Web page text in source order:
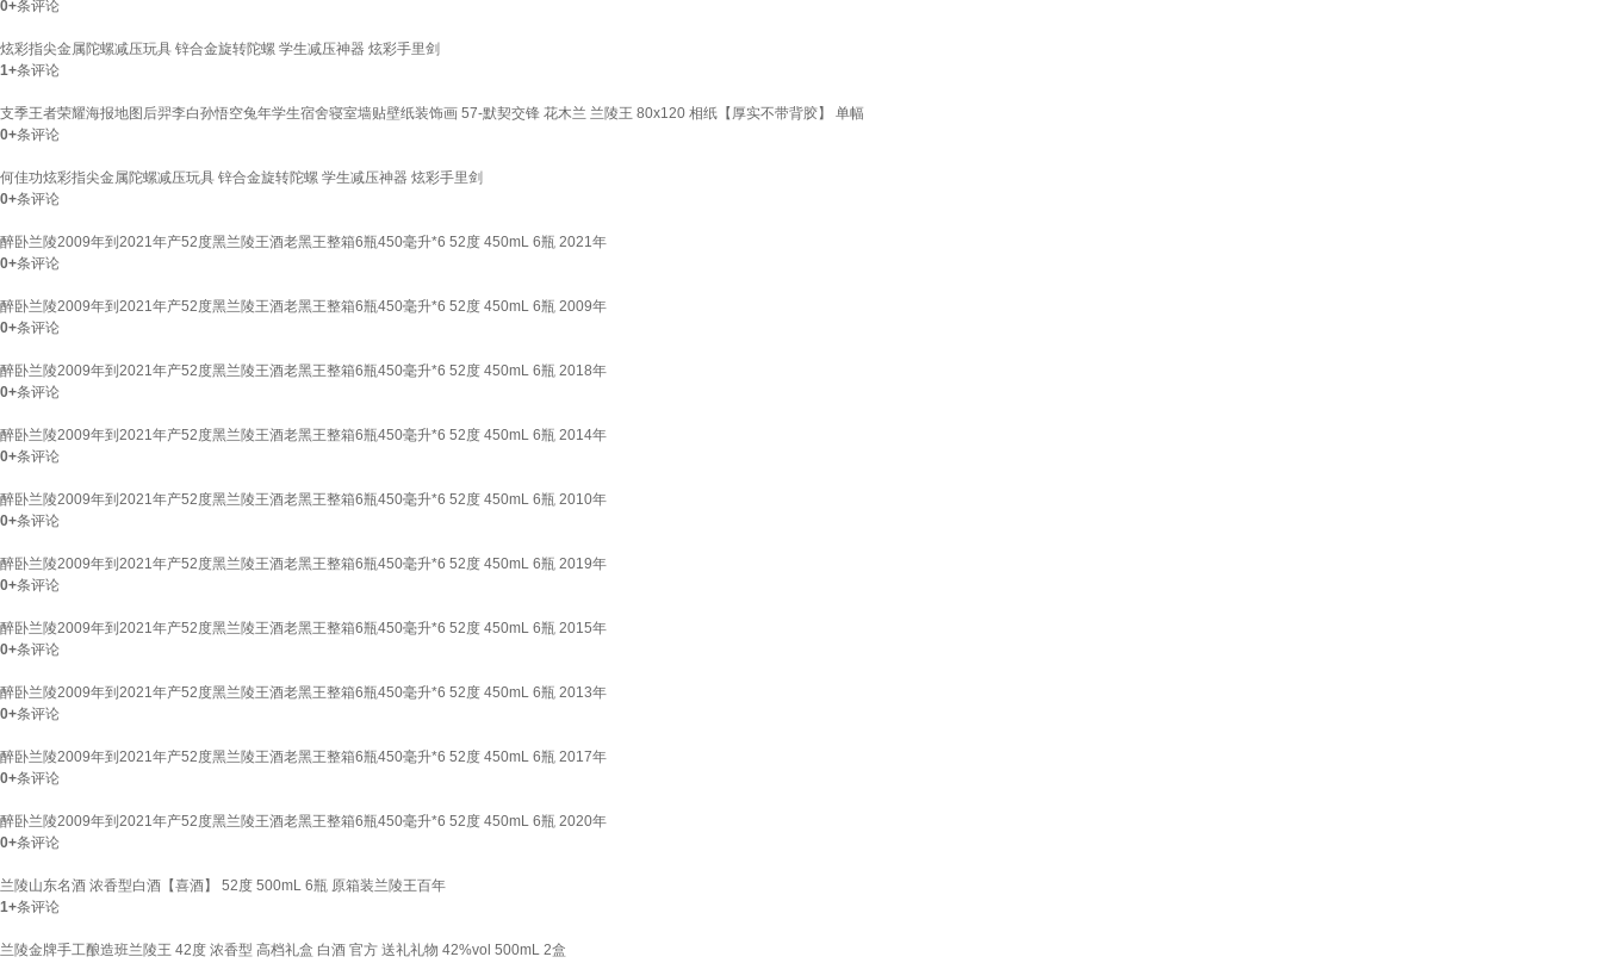
0+条评论
炫彩指尖金属陀螺减压玩具 锌合金旋转陀螺 学生减压神器 炫彩手里剑
1+条评论
支季王者荣耀海报地图后羿李白孙悟空兔年学生宿舍寝室墙贴壁纸装饰画 57-默契交锋 花木兰 兰陵王 80x120 相纸【厚实不带背胶】 单幅
0+条评论
何佳功炫彩指尖金属陀螺减压玩具 锌合金旋转陀螺 学生减压神器 炫彩手里剑
0+条评论
醉卧兰陵2009年到2021年产52度黑兰陵王酒老黑王整箱6瓶450毫升*6 52度 450mL 6瓶 2021年
0+条评论
醉卧兰陵2009年到2021年产52度黑兰陵王酒老黑王整箱6瓶450毫升*6 52度 450mL 6瓶 2009年
0+条评论
醉卧兰陵2009年到2021年产52度黑兰陵王酒老黑王整箱6瓶450毫升*6 52度 450mL 6瓶 2018年
0+条评论
醉卧兰陵2009年到2021年产52度黑兰陵王酒老黑王整箱6瓶450毫升*6 52度 450mL 6瓶 2014年
0+条评论
醉卧兰陵2009年到2021年产52度黑兰陵王酒老黑王整箱6瓶450毫升*6 52度 450mL 6瓶 2010年
0+条评论
醉卧兰陵2009年到2021年产52度黑兰陵王酒老黑王整箱6瓶450毫升*6 52度 450mL 6瓶 2019年
0+条评论
醉卧兰陵2009年到2021年产52度黑兰陵王酒老黑王整箱6瓶450毫升*6 52度 450mL 6瓶 2015年
0+条评论
醉卧兰陵2009年到2021年产52度黑兰陵王酒老黑王整箱6瓶450毫升*6 52度 450mL 6瓶 2013年
0+条评论
醉卧兰陵2009年到2021年产52度黑兰陵王酒老黑王整箱6瓶450毫升*6 52度 450mL 6瓶 2017年
0+条评论
醉卧兰陵2009年到2021年产52度黑兰陵王酒老黑王整箱6瓶450毫升*6 52度 450mL 6瓶 2020年
0+条评论
兰陵山东名酒 浓香型白酒【喜酒】 52度 500mL 6瓶 原箱装兰陵王百年
1+条评论
兰陵金牌手工酿造班兰陵王 42度 浓香型 高档礼盒 白酒 官方 送礼礼物 42%vol 500mL 2盒